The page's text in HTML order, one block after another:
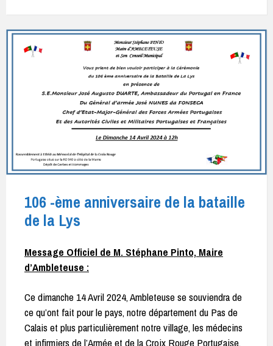
106 -ème anniversaire de la bataille
de la Lys
Message Officiel de M. Stéphane Pinto, Maire
d’Ambleteuse :
Ce dimanche 14 Avril 2024, Ambleteuse se souviendra de
ce qu’ont fait pour le pays, notre département du Pas de
Calais et plus particulièrement notre village, les médecins
et infirmiers de l’Armée et de la Croix Rouge Portugaise.